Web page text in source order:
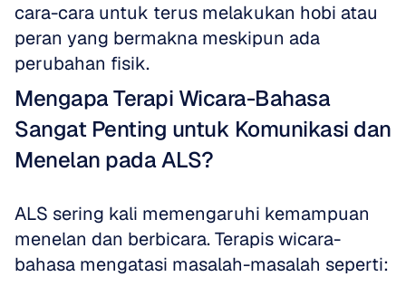
cara-cara untuk terus melakukan hobi atau
peran yang bermakna meskipun ada
perubahan fisik.
Mengapa Terapi Wicara-Bahasa
Sangat Penting untuk Komunikasi dan
Menelan pada ALS?
ALS sering kali memengaruhi kemampuan
menelan dan berbicara. Terapis wicara-
bahasa mengatasi masalah-masalah seperti: